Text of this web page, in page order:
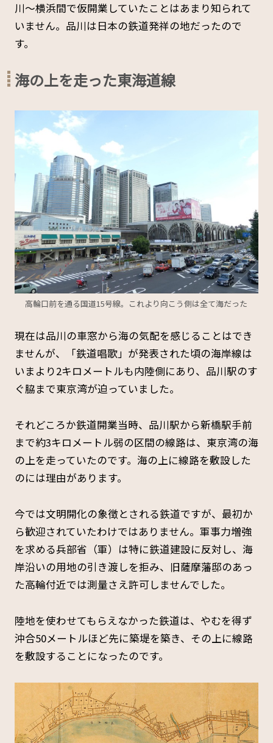
川～横浜間で仮開業していたことはあまり知られて
いません。品川は日本の鉄道発祥の地だったので
す。
海の上を走った東海道線
高輪口前を通る国道15号線。これより向こう側は全て海だった
現在は品川の車窓から海の気配を感じることはでき
ませんが、「鉄道唱歌」が発表された頃の海岸線は
いまより2キロメートルも内陸側にあり、品川駅のす
ぐ脇まで東京湾が迫っていました。
それどころか鉄道開業当時、品川駅から新橋駅手前
まで約3キロメートル弱の区間の線路は、東京湾の海
の上を走っていたのです。海の上に線路を敷設した
のには理由があります。
今では文明開化の象徴とされる鉄道ですが、最初か
ら歓迎されていたわけではありません。軍事力増強
を求める兵部省（軍）は特に鉄道建設に反対し、海
岸沿いの用地の引き渡しを拒み、旧薩摩藩邸のあっ
た高輪付近では測量さえ許可しませんでした。
陸地を使わせてもらえなかった鉄道は、やむを得ず
沖合50メートルほど先に築堤を築き、その上に線路
を敷設することになったのです。